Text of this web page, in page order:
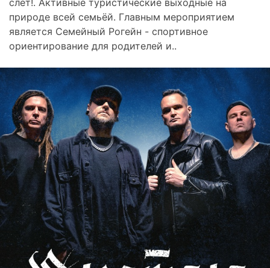
слёт!. Активные туристические выходные на
природе всей семьёй. Главным мероприятием
является Семейный Рогейн - спортивное
ориентирование для родителей и..